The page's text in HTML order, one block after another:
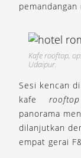
Kafe rooftop,
Udaipur.
Sesi kencan
kafe
rooftop
panorama
dilanjutkan
empat gerai